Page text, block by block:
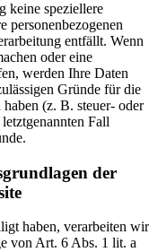
keine speziellere
personenbezogenen
entfällt. Wenn
oder eine
werden Ihre Daten
Gründe für die
(z. B. steuer- oder
Fall
der
haben, verarbeiten wir
von Art. 6 Abs. 1 lit. a